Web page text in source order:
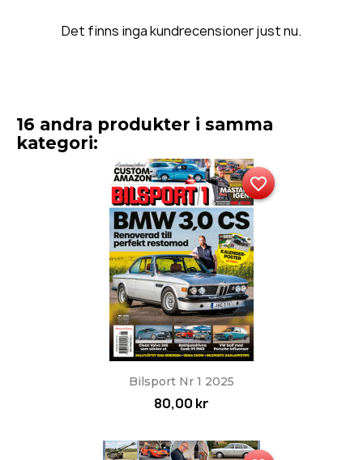
Det finns inga kundrecensioner just nu.
16 andra produkter i samma
kategori:
Bilsport Nr 1 2025
80,00 kr
favorite_border